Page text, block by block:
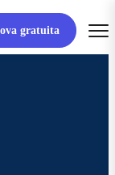
gratuita